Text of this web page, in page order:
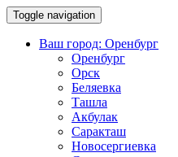
Toggle navigation
Ваш город: Оренбург
Оренбург
Орск
Беляевка
Ташла
Акбулак
Саракташ
Новосергиевка